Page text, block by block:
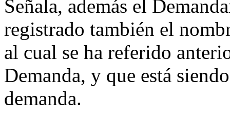
Señala, además el
registrado también el
al cual se ha referido
Demanda, y que está
demanda.